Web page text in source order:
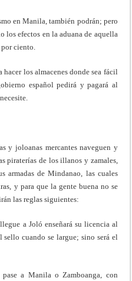
en Manila, también podrán; pero
los efectos en la aduana de aquella
ciento.
los almacenes donde sea fácil
español pedirá y pagará al
y joloanas mercantes naveguen y
piraterías de los illanos y zamales,
armadas de Mindanao, las cuales
y para que la gente buena no se
las reglas siguientes:
a Joló enseñará su licencia al
cuando se largue; sino será el
a Manila o Zamboanga, con